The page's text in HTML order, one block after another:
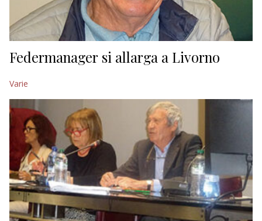
Federmanager si allarga a Livorno
Varie